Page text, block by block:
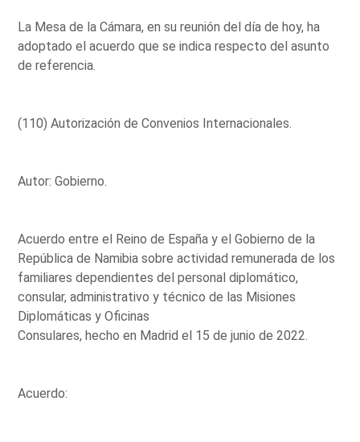
La Mesa de la Cámara, en su reunión del día de hoy, ha
adoptado el acuerdo que se indica respecto del asunto
de referencia.
(110) Autorización de Convenios Internacionales.
Autor: Gobierno.
Acuerdo entre el Reino de España y el Gobierno de la
República de Namibia sobre actividad remunerada de los
familiares dependientes del personal diplomático,
consular, administrativo y técnico de las Misiones
Diplomáticas y Oficinas
Consulares, hecho en Madrid el 15 de junio de 2022.
Acuerdo: